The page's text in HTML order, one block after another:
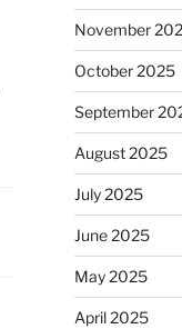
November
October 2025
September
August 2025
July 2025
June 2025
May 2025
April 2025